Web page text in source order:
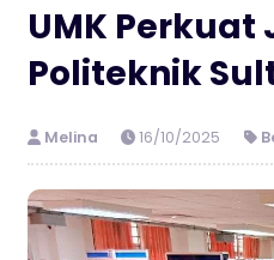
UMK
Politeknik
Melina 16/10/2025